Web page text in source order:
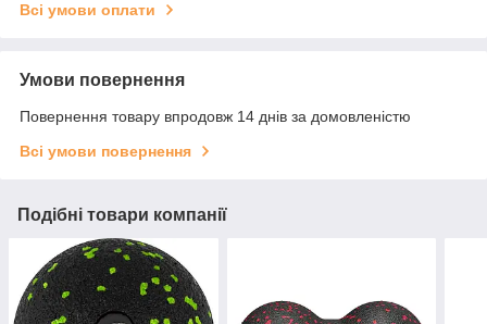
Всі умови оплати
Умови повернення
Повернення товару впродовж 14 днів за домовленістю
Всі умови повернення
Подібні товари компанії